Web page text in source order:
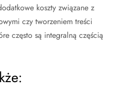
koszty związane z
czy tworzeniem treści
często są integralną częścią